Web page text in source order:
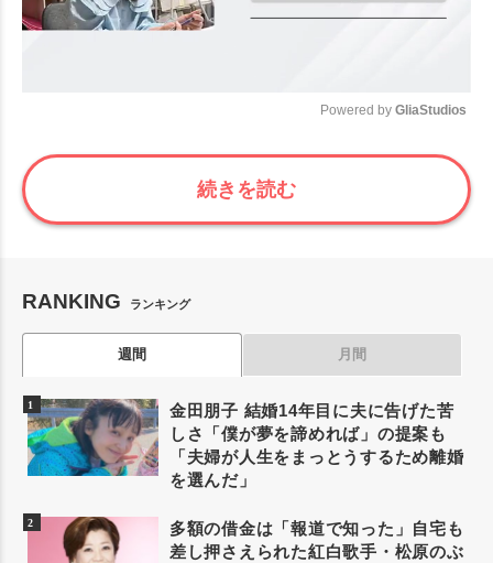
Mute
Powered by GliaStudios
続きを読む
RANKING ランキング
週間 月間
金田朋子 結婚14年目に夫に告げた苦
しさ「僕が夢を諦めれば」の提案も
「夫婦が人生をまっとうするため離婚
を選んだ」
多額の借金は「報道で知った」自宅も
差し押さえられた紅白歌手・松原のぶ